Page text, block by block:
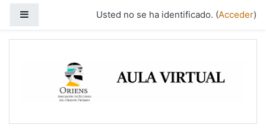
Usted no se ha identificado. (Acceder)